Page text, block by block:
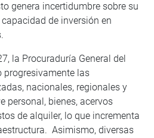
genera incertidumbre sobre su
de inversión en
la Procuraduría General del
progresivamente las
nacionales, regionales y
personal, bienes, acervos
de alquiler, lo que incrementa
Asimismo, diversas